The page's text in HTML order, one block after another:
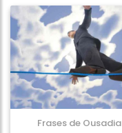
Frases de Ousadia